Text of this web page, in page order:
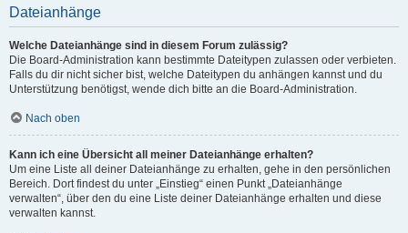
Dateianhänge
Welche Dateianhänge sind in diesem Forum zulässig?
Die Board-Administration kann bestimmte Dateitypen zulassen oder verbieten.
Falls du dir nicht sicher bist, welche Dateitypen du anhängen kannst und du
Unterstützung benötigst, wende dich bitte an die Board-Administration.
Nach oben
Kann ich eine Übersicht all meiner Dateianhänge erhalten?
Um eine Liste all deiner Dateianhänge zu erhalten, gehe in den persönlichen
Bereich. Dort findest du unter „Einstieg“ einen Punkt „Dateianhänge
verwalten“, über den du eine Liste deiner Dateianhänge erhalten und diese
verwalten kannst.